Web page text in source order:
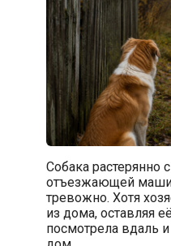
Собака растерянно
отъезжающей
тревожно. Хотя
из дома, оставляя
посмотрела вдаль